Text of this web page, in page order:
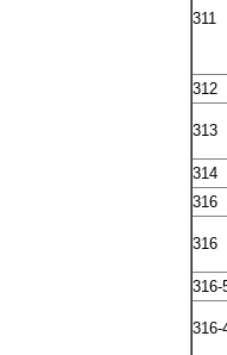
311
312
313
314
316
316
316-
316-